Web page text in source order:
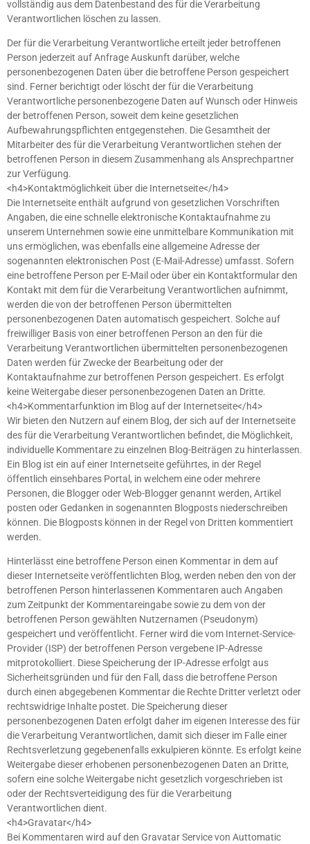
vollständig aus dem Datenbestand des für die Verarbeitung
Verantwortlichen löschen zu lassen.
Der für die Verarbeitung Verantwortliche erteilt jeder betroffenen
Person jederzeit auf Anfrage Auskunft darüber, welche
personenbezogenen Daten über die betroffene Person gespeichert
sind. Ferner berichtigt oder löscht der für die Verarbeitung
Verantwortliche personenbezogene Daten auf Wunsch oder Hinweis
der betroffenen Person, soweit dem keine gesetzlichen
Aufbewahrungspflichten entgegenstehen. Die Gesamtheit der
Mitarbeiter des für die Verarbeitung Verantwortlichen stehen der
betroffenen Person in diesem Zusammenhang als Ansprechpartner
zur Verfügung.
<h4>Kontaktmöglichkeit über die Internetseite</h4>
Die Internetseite enthält aufgrund von gesetzlichen Vorschriften
Angaben, die eine schnelle elektronische Kontaktaufnahme zu
unserem Unternehmen sowie eine unmittelbare Kommunikation mit
uns ermöglichen, was ebenfalls eine allgemeine Adresse der
sogenannten elektronischen Post (E-Mail-Adresse) umfasst. Sofern
eine betroffene Person per E-Mail oder über ein Kontaktformular den
Kontakt mit dem für die Verarbeitung Verantwortlichen aufnimmt,
werden die von der betroffenen Person übermittelten
personenbezogenen Daten automatisch gespeichert. Solche auf
freiwilliger Basis von einer betroffenen Person an den für die
Verarbeitung Verantwortlichen übermittelten personenbezogenen
Daten werden für Zwecke der Bearbeitung oder der
Kontaktaufnahme zur betroffenen Person gespeichert. Es erfolgt
keine Weitergabe dieser personenbezogenen Daten an Dritte.
<h4>Kommentarfunktion im Blog auf der Internetseite</h4>
Wir bieten den Nutzern auf einem Blog, der sich auf der Internetseite
des für die Verarbeitung Verantwortlichen befindet, die Möglichkeit,
individuelle Kommentare zu einzelnen Blog-Beiträgen zu hinterlassen.
Ein Blog ist ein auf einer Internetseite geführtes, in der Regel
öffentlich einsehbares Portal, in welchem eine oder mehrere
Personen, die Blogger oder Web-Blogger genannt werden, Artikel
posten oder Gedanken in sogenannten Blogposts niederschreiben
können. Die Blogposts können in der Regel von Dritten kommentiert
werden.
Hinterlässt eine betroffene Person einen Kommentar in dem auf
dieser Internetseite veröffentlichten Blog, werden neben den von der
betroffenen Person hinterlassenen Kommentaren auch Angaben
zum Zeitpunkt der Kommentareingabe sowie zu dem von der
betroffenen Person gewählten Nutzernamen (Pseudonym)
gespeichert und veröffentlicht. Ferner wird die vom Internet-Service-
Provider (ISP) der betroffenen Person vergebene IP-Adresse
mitprotokolliert. Diese Speicherung der IP-Adresse erfolgt aus
Sicherheitsgründen und für den Fall, dass die betroffene Person
durch einen abgegebenen Kommentar die Rechte Dritter verletzt oder
rechtswidrige Inhalte postet. Die Speicherung dieser
personenbezogenen Daten erfolgt daher im eigenen Interesse des für
die Verarbeitung Verantwortlichen, damit sich dieser im Falle einer
Rechtsverletzung gegebenenfalls exkulpieren könnte. Es erfolgt keine
Weitergabe dieser erhobenen personenbezogenen Daten an Dritte,
sofern eine solche Weitergabe nicht gesetzlich vorgeschrieben ist
oder der Rechtsverteidigung des für die Verarbeitung
Verantwortlichen dient.
<h4>Gravatar</h4>
Bei Kommentaren wird auf den Gravatar Service von Auttomatic